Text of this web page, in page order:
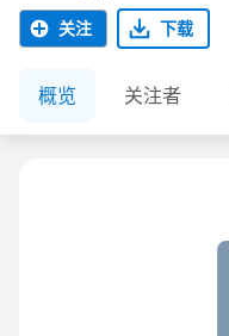
关注 下载
概览 关注者